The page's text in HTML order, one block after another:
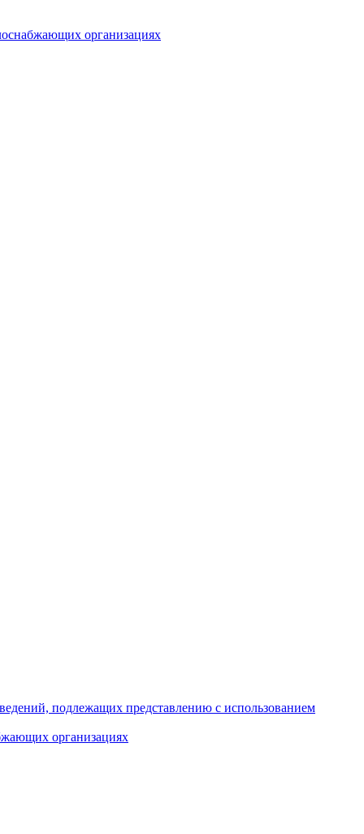
организациях
подлежащих представлению с использованием
организациях